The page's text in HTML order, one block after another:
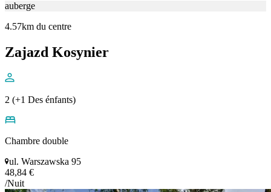
auberge
4.57km du centre
Zajazd Kosynier
2 (+1 Des énfants)
Chambre double
ul. Warszawska 95
48,84 €
/Nuit